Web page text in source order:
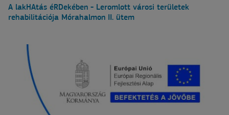
A lakHAtás éRDekében - Leromlott városi területek
rehabilitációja Mórahalmon II. ütem